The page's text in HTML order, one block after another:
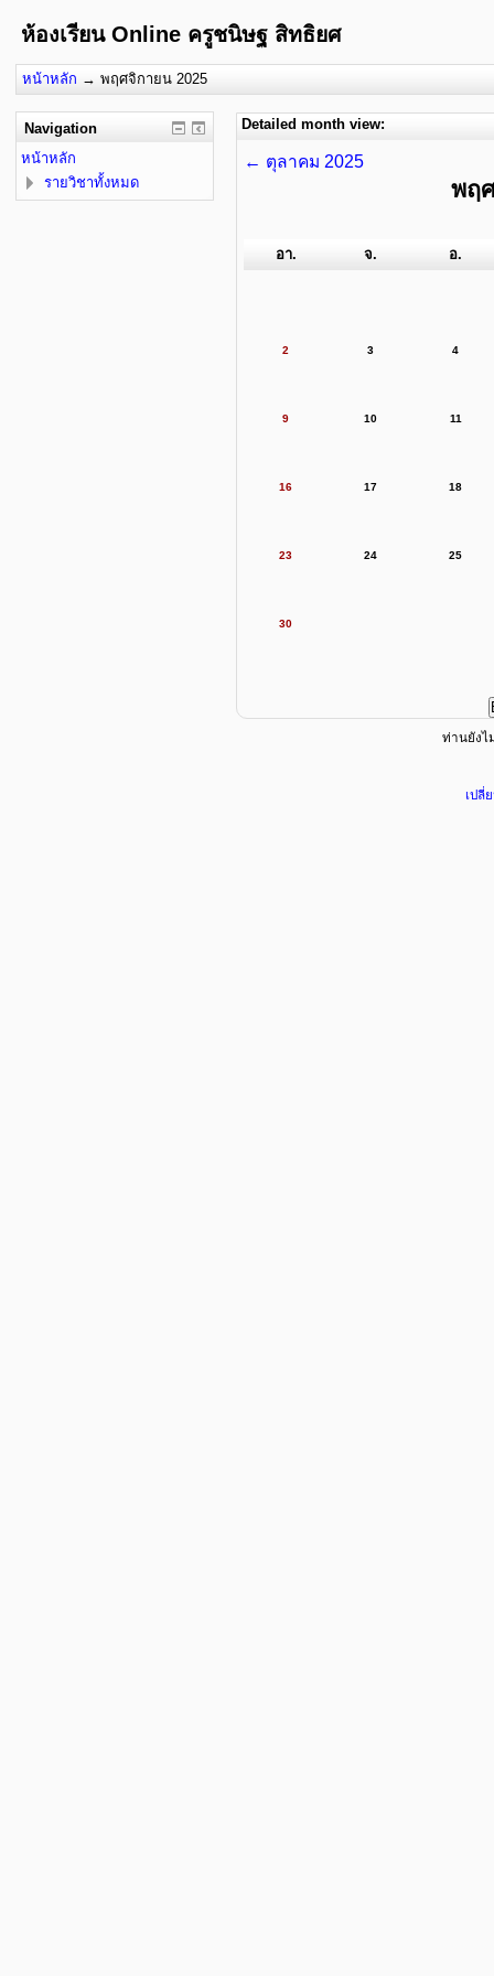
ห้องเรียน Online ครูชนิษฐ สิทธิยศ
หน้าหลัก → พฤศจิกายน 2025
Detailed month view:
← ตุลาคม 2025
พฤ
อา. จ. อ.
2 3 4
9 10 11
16 17 18
23 24 25
30
Navigation
หน้าหลัก
รายวิชาทั้งหมด
ท่านยังไ
เปลี่